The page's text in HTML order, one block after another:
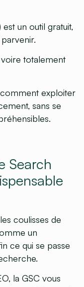
un outil gratuit,
totalement
exploiter
sans se
Search
coulisses de
un
ce qui se passe
la GSC vous